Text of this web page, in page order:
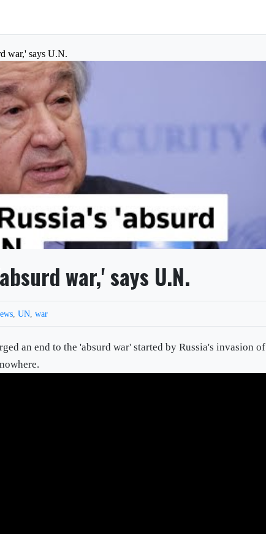
war,' says U.N.
war,' says U.N.
,UN ,war
an end to the 'absurd war' started by Russia's invasion of